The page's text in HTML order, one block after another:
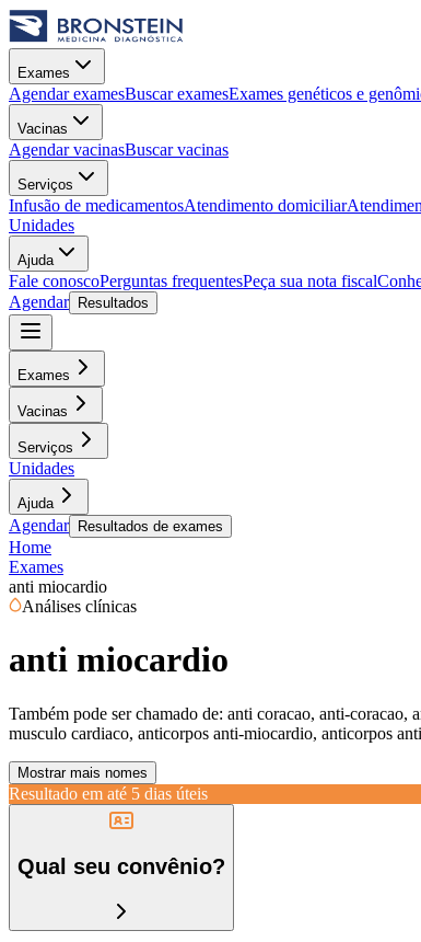
Exames
Agendar examesBuscar examesExames genéticos e
Vacinas
Agendar vacinasBuscar vacinas
Serviços
Infusão de medicamentosAtendimento domiciliar
Unidades
Ajuda
Fale conoscoPerguntas frequentesPeça sua nota fiscal
Agendar
Resultados
Exames
Vacinas
Serviços
Unidades
Ajuda
Agendar Resultados de exames
Home
Exames
anti miocardio
Análises clínicas
anti miocardio
Também pode ser chamado de: anti coracao, anti-coracao,
musculo cardiaco, anticorpos anti-miocardio, anticorpos
Mostrar mais nomes
Resultado em até 5 dias úteis
Qual seu convênio?